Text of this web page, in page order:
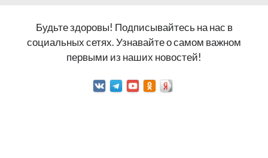
Будьте здоровы! Подписывайтесь на нас в
социальных сетях. Узнавайте о самом важном
первыми из наших новостей!